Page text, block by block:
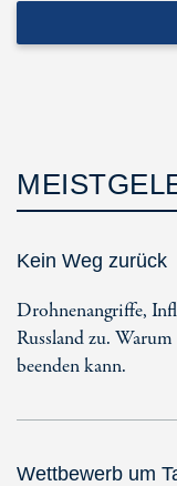
Kein Weg zurück
Drohnenangriffe,
Russland zu.
beenden kann.
Wettbewerb um